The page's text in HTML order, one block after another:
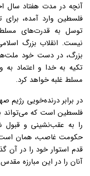
آنچه در مدت هفتاد سال
فلسطین وارد آمده،
توسل به قدرت‌های
نیست. انقلاب بزرگ
بزرگ، در دست خود
تکیه به خدا و اعتماد
مسلط غلبه خواهد کرد.
در برابر درنده‌خویی
فلسطین است که می‌تواند
را به عقب‌نشینی و قبول
حکومت غاصب، همان است
قدم استوار خود را در آن
آنان را در این مبارزه